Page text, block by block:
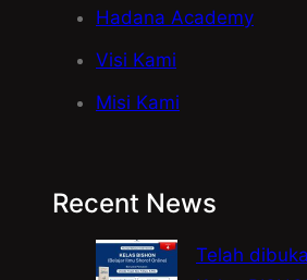
Hadana Academy
Visi Kami
Misi Kami
Recent News
Telah